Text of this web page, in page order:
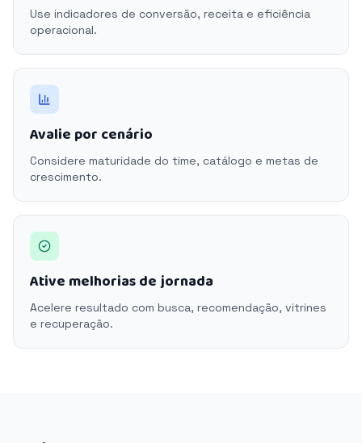
Use indicadores de conversão, receita e eficiência
operacional.
Avalie por cenário
Considere maturidade do time, catálogo e metas de
crescimento.
Ative melhorias de jornada
Acelere resultado com busca, recomendação, vitrines
e recuperação.